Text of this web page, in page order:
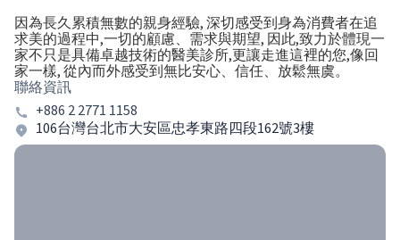
因為長久累積無數的親身經驗, 深切感受到身為消費者在追
求美的過程中,一切的顧慮、需求與期望, 因此,致力於體現一
家不只是具備卓越技術的醫美診所,更讓走進這裡的您,像回
家一樣, 從內而外感受到無比安心、信任、放鬆無虞。
聯絡資訊
+886 2 2771 1158
106台灣台北市大安區忠孝東路四段162號3樓